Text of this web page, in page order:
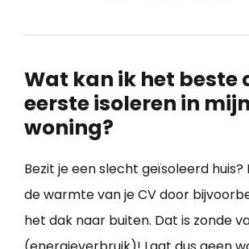
Wat kan ik het beste
eerste isoleren in mijn
woning?
Bezit je een slecht geïsoleerd huis?
de warmte van je CV door
het dak naar buiten. Dat is zonde